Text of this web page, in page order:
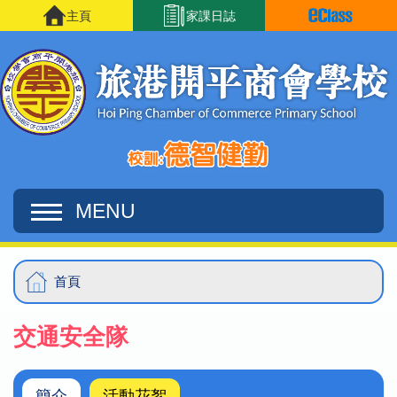
移至主內容 家課日誌
主頁
MENU
Main
navigation
導
航
連
結
首頁
交通安全隊